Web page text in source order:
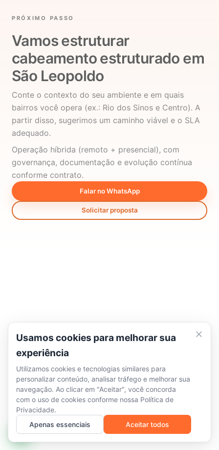
PRÓXIMO PASSO
Vamos estruturar
cabeamento estruturado em
São Leopoldo
Conte o contexto do seu ambiente e em quais
bairros você opera (ex.: Rio dos Sinos e Centro). A
partir disso, sugerimos um caminho viável e o SLA
adequado.
Operação híbrida (remoto + presencial), com
governança, documentação e evolução contínua
conforme contrato.
Falar no WhatsApp
Solicitar proposta
Usamos cookies para melhorar sua
experiência
Utilizamos cookies e tecnologias similares para
personalizar conteúdo, analisar tráfego e melhorar sua
navegação. Ao clicar em "Aceitar", você concorda
com o uso de cookies conforme nossa Política de
Privacidade.
Apenas essenciais
Aceitar todos